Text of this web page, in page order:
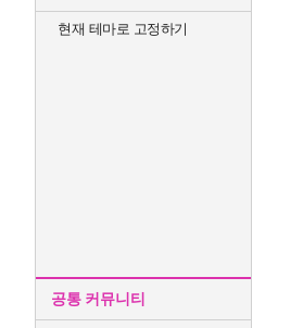
현재 테마로 고정하기
공통 커뮤니티